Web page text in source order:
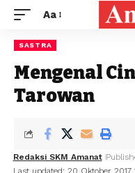
Aa
SASTRA
Mengenal
Tarowan
Last updated: 20 Oktober 2017
Redaksi SKM Amanat